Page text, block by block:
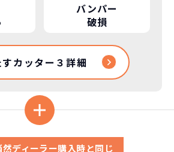
バンパー
破損
すカッター３詳細
ディーラー購入時と同じ